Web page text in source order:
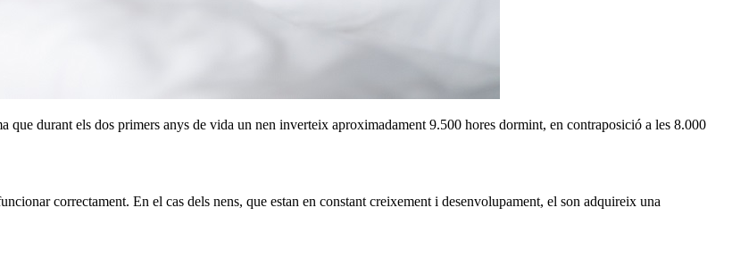
que durant els dos primers anys de vida un nen inverteix aproximadament 9.500 hores dormint, en contraposició a les 8.000
correctament. En el cas dels nens, que estan en constant creixement i desenvolupament, el son adquireix una